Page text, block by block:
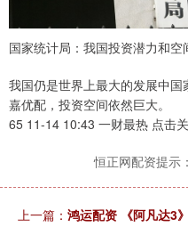
国家统计局：我国投资潜力和空
我国仍是世界上最大的发展中
嘉优配，投资空间依然巨大。
65 11-14 10:43 一财最热 点击
恒正网配资提示
上一篇： 鸿运配资 《阿凡达3